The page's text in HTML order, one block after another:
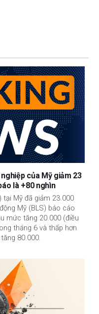
của Mỹ giảm 23
là +80 nghìn
tại Mỹ đã giảm 23.000
Mỹ (BLS) báo cáo
mức tăng 20.000 (điều
tháng 6 và thấp hơn
80.000.